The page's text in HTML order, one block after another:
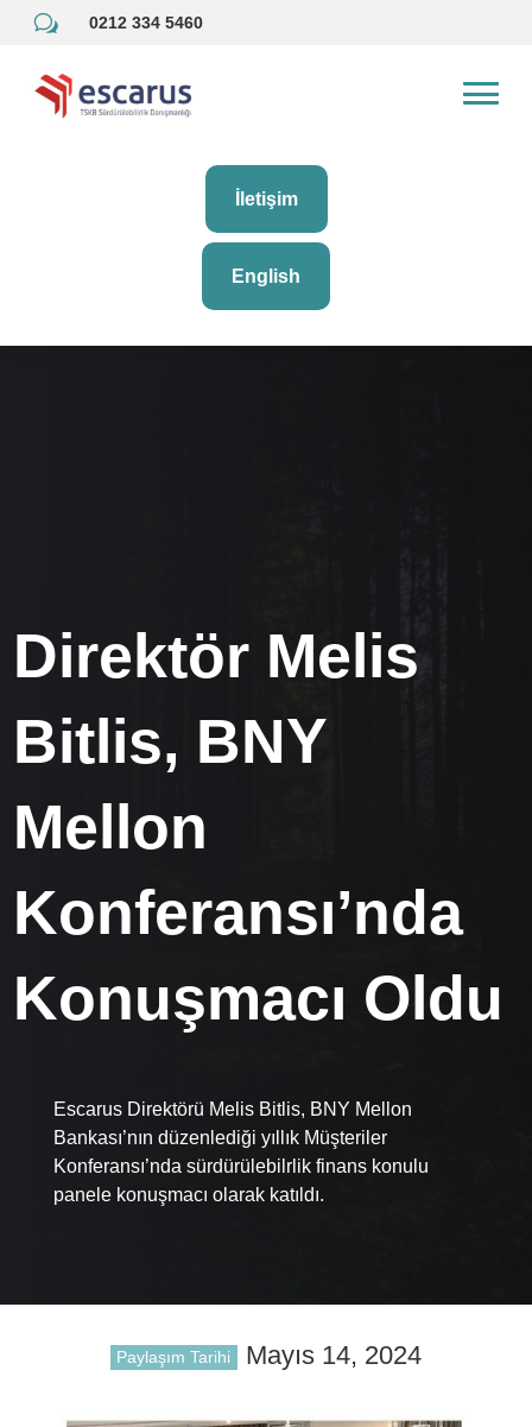
w 0212 334 5460
İletişim
English
Direktör Melis
Bitlis, BNY
Mellon
Konferansı’nda
Konuşmacı Oldu
Escarus Direktörü Melis Bitlis, BNY Mellon
Bankası’nın düzenlediği yıllık Müşteriler
Konferansı’nda sürdürülebilrlik finans konulu
panele konuşmacı olarak katıldı.
Paylaşım Tarihi Mayıs 14, 2024